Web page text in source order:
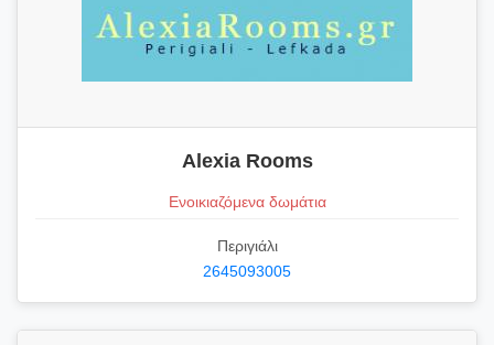
Alexia Rooms
Ενοικιαζόμενα δωμάτια
Περιγιάλι
2645093005